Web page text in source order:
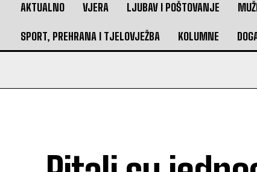
AKTUALNO VJERA LJUBAV I POŠTOVANJE
SPORT, PREHRANA I TJELOVJEŽBA KOLUMNE